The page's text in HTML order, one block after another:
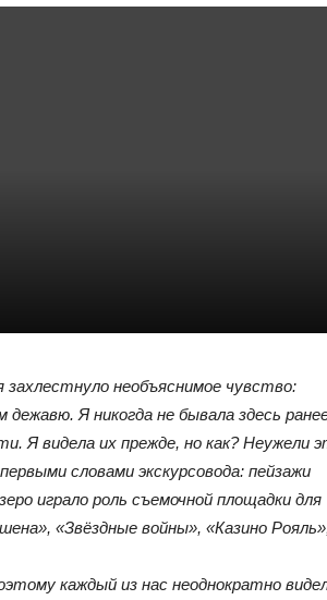
захлестнуло необъяснимое чувство:
Я никогда не бывала здесь
Я видела их прежде, но как? Неужели
словами экскурсовода: пейзажи
играло роль съемочной площадки для
«Звёздные войны», «Казино
каждый из нас неоднократно